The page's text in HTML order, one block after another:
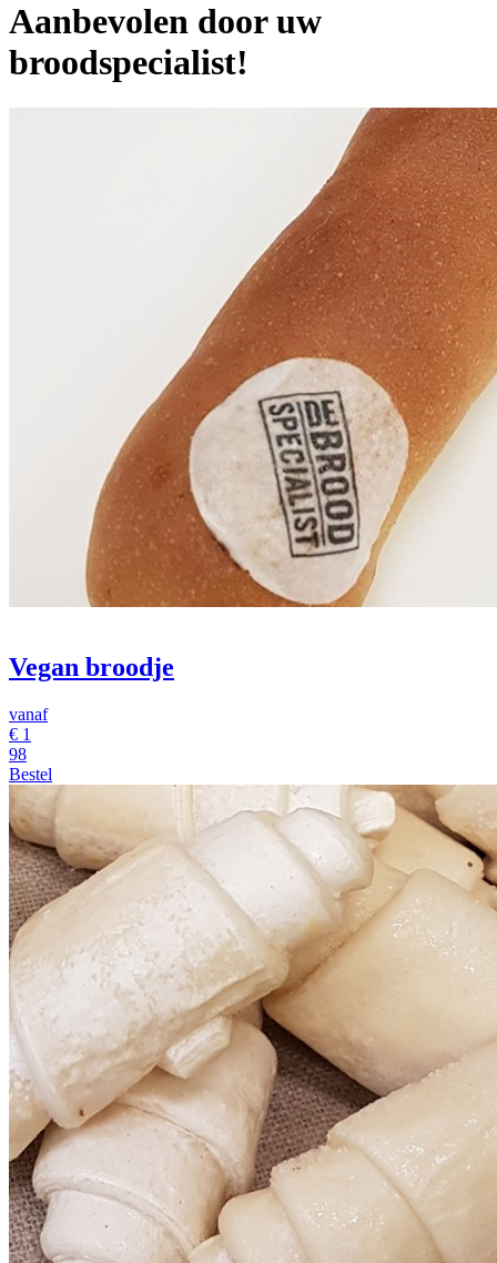
Aanbevolen door uw
broodspecialist!
Vegan broodje
vanaf
€ 1
98
Bestel